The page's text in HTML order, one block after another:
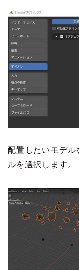
配置したいモデ
ルを選択します。